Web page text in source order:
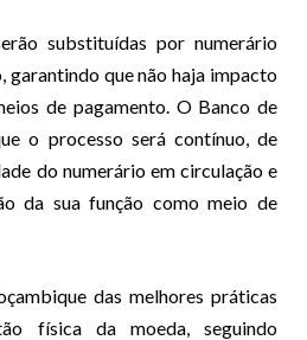
substituídas por numerário
garantindo que não haja impacto
de pagamento. O Banco de
o processo será contínuo, de
do numerário em circulação e
da sua função como meio de
das melhores práticas
física da moeda, seguindo